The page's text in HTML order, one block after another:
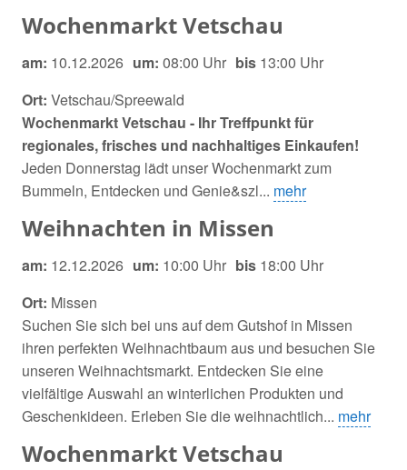
Wochenmarkt Vetschau
am: 10.12.2026 um: 08:00 Uhr bis 13:00 Uhr
Ort: Vetschau/Spreewald
Wochenmarkt Vetschau - Ihr Treffpunkt für
regionales, frisches und nachhaltiges Einkaufen!
Jeden Donnerstag lädt unser Wochenmarkt zum
Bummeln, Entdecken und Genie&szl... mehr
Weihnachten in Missen
am: 12.12.2026 um: 10:00 Uhr bis 18:00 Uhr
Ort: Missen
Suchen Sie sich bei uns auf dem Gutshof in Missen
ihren perfekten Weihnachtbaum aus und besuchen Sie
unseren Weihnachtsmarkt. Entdecken Sie eine
vielfältige Auswahl an winterlichen Produkten und
Geschenkideen. Erleben Sie die weihnachtlich... mehr
Wochenmarkt Vetschau